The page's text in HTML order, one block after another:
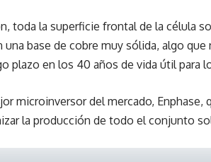
toda la superficie frontal de la célula
una base de cobre muy sólida, algo
plazo en los 40 años de vida útil para
microinversor del mercado,
la producción de todo el conjunto